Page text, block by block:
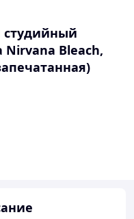
студийный
Bleach,